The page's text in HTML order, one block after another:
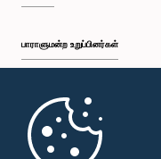
பாராளுமன்ற உறுப்பினர்கள்
முதற்பக்கம்